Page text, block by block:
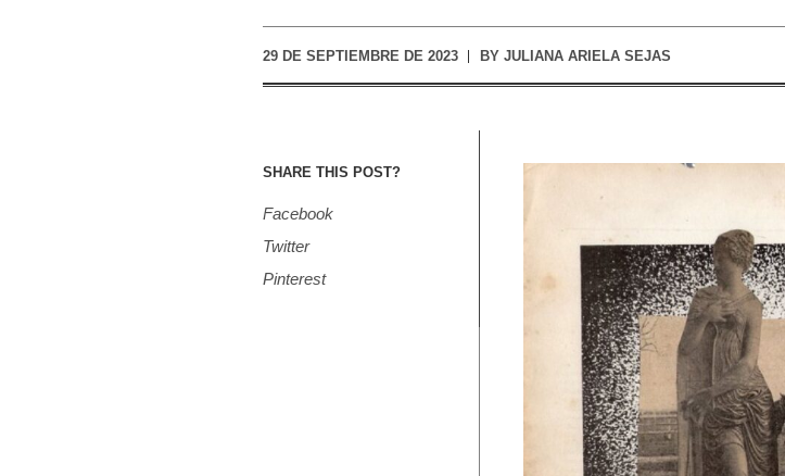
29 DE SEPTIEMBRE DE 2023 BY JULIANA ARIELA SEJAS
SHARE THIS POST?
Facebook
Twitter
Pinterest